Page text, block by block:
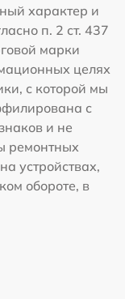
характер и
п. 2 ст. 437
марки
целях
с которой мы
с
и не
ремонтных
устройствах,
обороте, в